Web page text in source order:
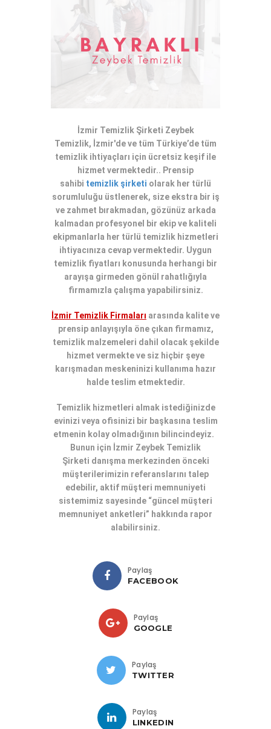
İzmir Temizlik Şirketi Zeybek
Temizlik, İzmir'de ve tüm Türkiye’de tüm
temizlik ihtiyaçları için ücretsiz keşif ile
hizmet vermektedir.. Prensip
sahibi temizlik şirketi olarak her türlü
sorumluluğu üstlenerek, size ekstra bir iş
ve zahmet bırakmadan, gözünüz arkada
kalmadan profesyonel bir ekip ve kaliteli
ekipmanlarla her türlü temizlik hizmetleri
ihtiyacınıza cevap vermektedir. Uygun
temizlik fiyatları konusunda herhangi bir
arayışa girmeden gönül rahatlığıyla
firmamızla çalışma yapabilirsiniz.
İzmir Temizlik Firmaları arasında kalite ve
prensip anlayışıyla öne çıkan firmamız,
temizlik malzemeleri dahil olacak şekilde
hizmet vermekte ve siz hiçbir şeye
karışmadan meskeninizi kullanıma hazır
halde teslim etmektedir.
Temizlik hizmetleri almak istediğinizde
evinizi veya ofisinizi bir başkasına teslim
etmenin kolay olmadığının bilincindeyiz.
Bunun için İzmir Zeybek Temizlik
Şirketi danışma merkezinden önceki
müşterilerimizin referanslarını talep
edebilir, aktif müşteri memnuniyeti
sistemimiz sayesinde “güncel müşteri
memnuniyet anketleri” hakkında rapor
alabilirsiniz.
Paylaş
FACEBOOK
Paylaş
GOOGLE
Paylaş
TWITTER
Paylaş
LINKEDIN